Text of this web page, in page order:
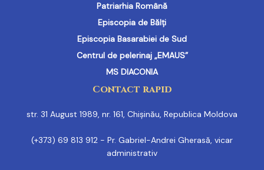
Patriarhia Română
Episcopia de Bălți
Episcopia Basarabiei de Sud
Centrul de pelerinaj „EMAUS”
MS DIACONIA
Contact rapid
str. 31 August 1989, nr. 161, Chișinău, Republica Moldova
(+373) 69 813 912 - Pr. Gabriel-Andrei Gherasă, vicar
administrativ